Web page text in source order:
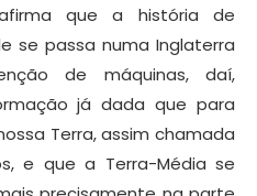
afirma que a história de
se passa numa Inglaterra
de máquinas, daí,
já dada que para
Terra, assim chamada
e que a Terra-Média se